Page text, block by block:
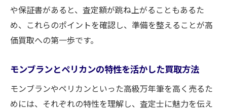
や保証書があると、査定額が跳ね上がることもあるた
め、これらのポイントを確認し、準備を整えることが高
価買取への第一歩です。
モンブランとペリカンの特性を活かした買取方法
モンブランやペリカンといった高級万年筆を高く売るた
めには、それぞれの特性を理解し、査定士に魅力を伝え